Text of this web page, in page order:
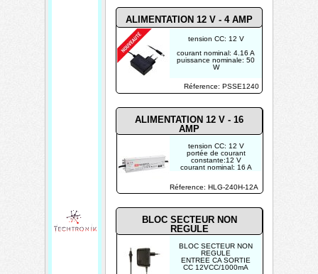
BLOC SECTEUR NON
REGULE
BLOC SECTEUR NON
REGULE
ENTREE CA SORTIE
CC 12VCC/1000mA
ALIMENTATION 12 V - 4 AMP
Réference: PSSE1240
INDUSTRIEL
tension CC: 12 V
portée de courant
constante:12 V
courant nominal: 16 A
ALIMENTATION 12 V - 16
AMP
Réference: HLG-240H-12A
tension CC: 12 V
courant nominal: 4.16 A
puissance nominale: 50
W